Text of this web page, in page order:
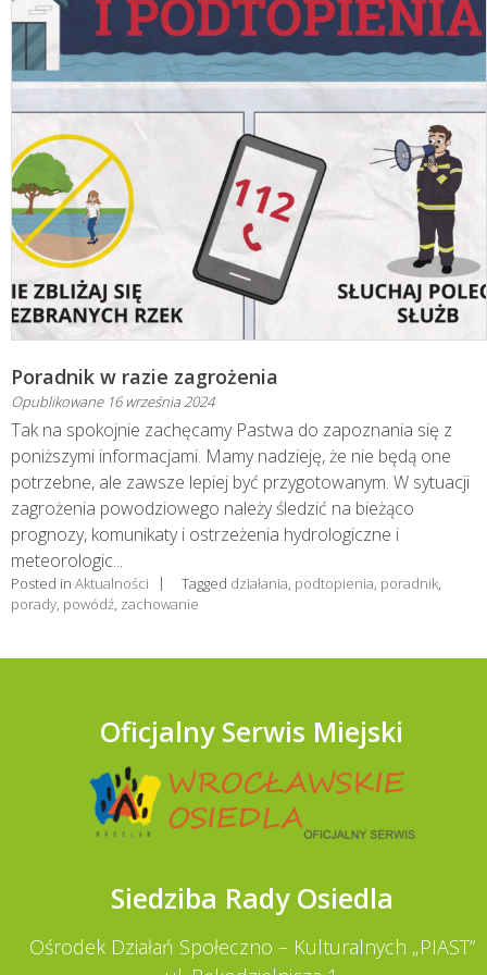
Poradnik w razie zagrożenia
Opublikowane 16 września 2024
Tak na spokojnie zachęcamy Pastwa do zapoznania się z
poniższymi informacjami. Mamy nadzieję, że nie będą one
potrzebne, ale zawsze lepiej być przygotowanym. W sytuacji
zagrożenia powodziowego należy śledzić na bieżąco
prognozy, komunikaty i ostrzeżenia hydrologiczne i
meteorologic...
Posted in Aktualności Tagged działania podtopienia poradnik
porady powódź zachowanie
Oficjalny Serwis Miejski
Siedziba Rady Osiedla
Ośrodek Działań Społeczno – Kulturalnych „PIAST”